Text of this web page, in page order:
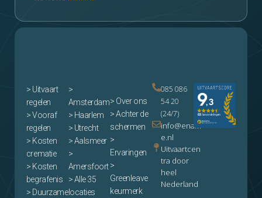
> Uitvaart
regelen
> Vooraf
regelen
> Kosten
crematie
> Kosten
begrafenis
> Duurzame
>
Amsterdam
> Haarlem
> Utrecht
> Aalsmeer
>
Amersfoort
> Alle 35
locaties
> Over ons
> Achter de
schermen
>
Ervaringen
>
Greenleave
keurmerk
085 086
54 20
(24/7)
info@enam
e.nl
Uitvaartcen
tra door
heel
Nederland